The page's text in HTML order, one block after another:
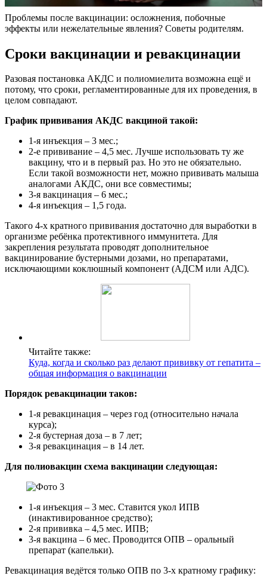
Проблемы после вакцинации: осложнения, побочные
эффекты или нежелательные явления? Советы родителям.
Сроки вакцинации и ревакцинации
Разовая постановка АКДС и полиомиелита возможна ещё и
потому, что сроки, регламентированные для их проведения, в
целом совпадают.
График прививания АКДС вакциной такой:
1-я инъекция – 3 мес.;
2-е прививание – 4,5 мес. Лучше использовать ту же
вакцину, что и в первый раз. Но это не обязательно.
Если такой возможности нет, можно прививать малыша
аналогами АКДС, они все совместимы;
3-я вакцинация – 6 мес.;
4-я инъекция – 1,5 года.
Такого 4-х кратного прививания достаточно для выработки в
организме ребёнка протективного иммунитета. Для
закрепления результата проводят дополнительное
вакцинирование бустерными дозами, но препаратами,
исключающими коклюшный компонент (АДСМ или АДС).
Читайте также:
Куда, когда и сколько раз делают прививку от гепатита –
общая информация о вакцинации
Порядок ревакцинации таков:
1-я ревакцинация – через год (относительно начала
курса);
2-я бустерная доза – в 7 лет;
3-я ревакцинация – в 14 лет.
Для полиовакцин схема вакцинации следующая:
1-я инъекция – 3 мес. Ставится укол ИПВ
(инактивированное средство);
2-я прививка – 4,5 мес. ИПВ;
3-я вакцина – 6 мес. Проводится ОПВ – оральный
препарат (капельки).
Ревакцинация ведётся только ОПВ по 3-х кратному графику: